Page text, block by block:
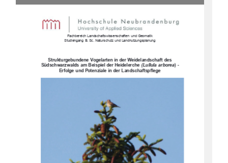
Fachbereich  Landschaftswissenschaften   und  Geomatik
Studiengang  B.  Sc.  Naturschutz  und  Landnutzungsplanung
Strukturgebundene  Vogelarten in der Weidelandschaft des
Südschwarzwalds am Beispiel der Heidelerche (Lullula  arborea ) -
Erfolge und Potenziale in der Landschaftspflege